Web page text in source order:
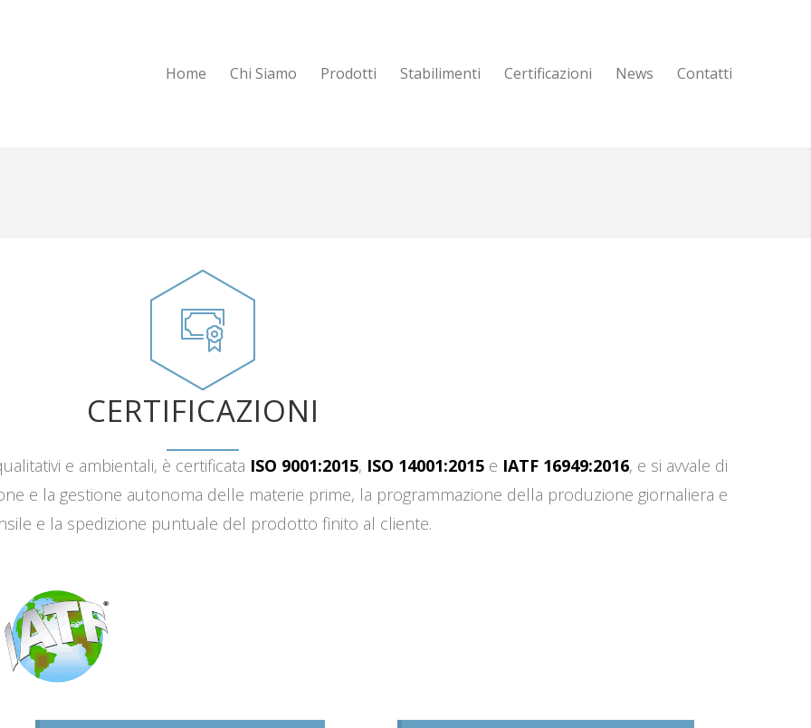
Home Chi Siamo Prodotti Stabilimenti Certificazioni News Contatti
CERTIFICAZIONI
e ambientali, è certificata ISO 9001:2015, ISO 14001:2015 e IATF 16949:2016, e si avvale di
e la gestione autonoma delle materie prime, la programmazione della produzione giornaliera e
e la spedizione puntuale del prodotto finito al cliente.